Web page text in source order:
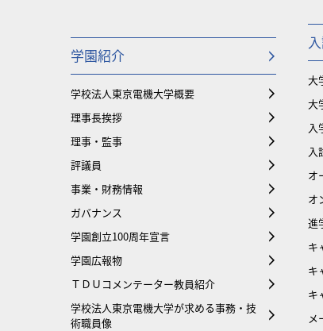
学園紹介
学校法人東京電機大学概要
理事長挨拶
理事・監事
評議員
事業・財務情報
ガバナンス
学園創立100周年宣言
学園広報物
ＴＤＵコメンテーター教員紹介
学校法人東京電機大学が求める事務・技
術職員像
大
大
入
入
オ
オ
進
キ
キ
キ
メ